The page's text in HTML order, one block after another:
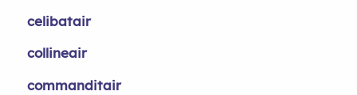
celibatair
collineair
commanditair